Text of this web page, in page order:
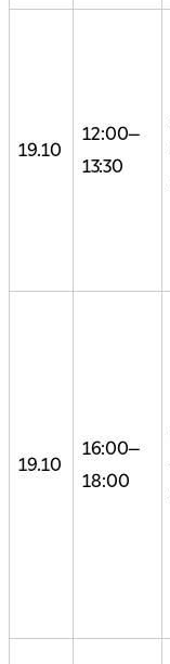
19.10
12:00–
13:30
19.10
16:00–
18:00